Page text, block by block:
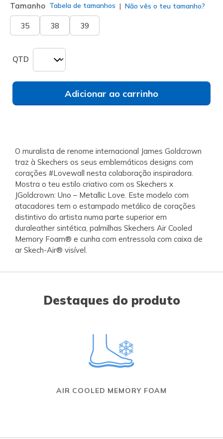
Tamanho Tabela de tamanhos Não vês o teu tamanho?
35 38 39
QTD
Adicionar ao carrinho
O muralista de renome internacional James Goldcrown
traz à Skechers os seus emblemáticos designs com
corações #Lovewall nesta colaboração inspiradora.
Mostra o teu estilo criativo com os Skechers x
JGoldcrown: Uno – Metallic Love. Este modelo com
atacadores tem o estampado metálico de corações
distintivo do artista numa parte superior em
duraleather sintética, palmilhas Skechers Air Cooled
Memory Foam® e cunha com entressola com caixa de
ar Skech-Air® visível.
Destaques do produto
AIR COOLED MEMORY FOAM